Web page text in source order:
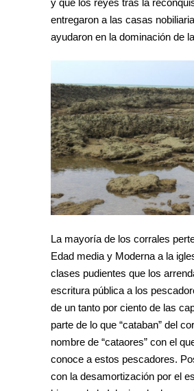
y que los reyes tras la
entregaron a las casas
ayudaron en la dominación de
La mayoría de los corrales
Edad media y Moderna a la
clases pudientes que los
escritura pública a los
de un tanto por ciento de las
parte de lo que “cataban” del
nombre de “cataores” con el
conoce a estos pescadores.
con la desamortización por el